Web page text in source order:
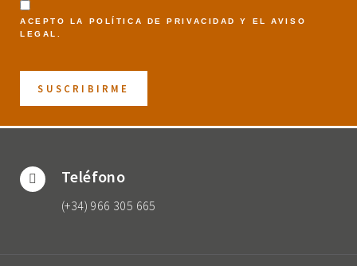
ACEPTO LA POLÍTICA DE PRIVACIDAD Y ELAVISO
LEGAL
Teléfono
(+34) 966 305 665